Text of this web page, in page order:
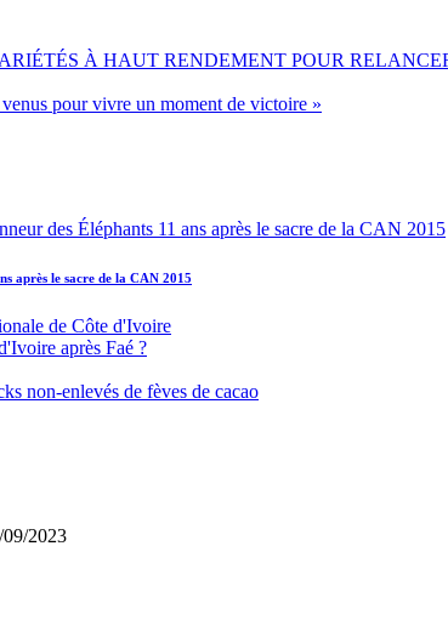
À HAUT RENDEMENT POUR
pour vivre un moment de victoire »
après le sacre de la CAN 2015
de Côte d'Ivoire
après Faé ?
non-enlevés de fèves de cacao
09/2023